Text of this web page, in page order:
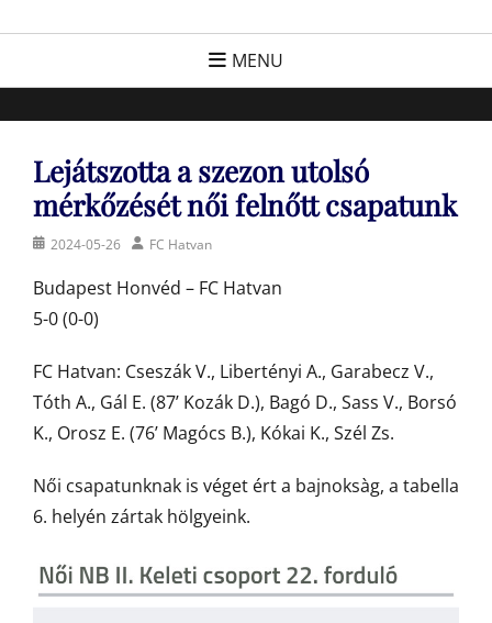
FC Hatvan
Egyesület a hatvani labdarúgásért, sportért!
MENU
Lejátszotta a szezon utolsó
mérkőzését női felnőtt csapatunk
Posted2024-05-26 AuthorFC Hatvan
Budapest Honvéd – FC Hatvan
5-0 (0-0)
FC Hatvan: Cseszák V., Libertényi A., Garabecz V.,
Tóth A., Gál E. (87’ Kozák D.), Bagó D., Sass V., Borsó
K., Orosz E. (76’ Magócs B.), Kókai K., Szél Zs.
Női csapatunknak is véget ért a bajnoksàg, a tabella
6. helyén zártak hölgyeink.